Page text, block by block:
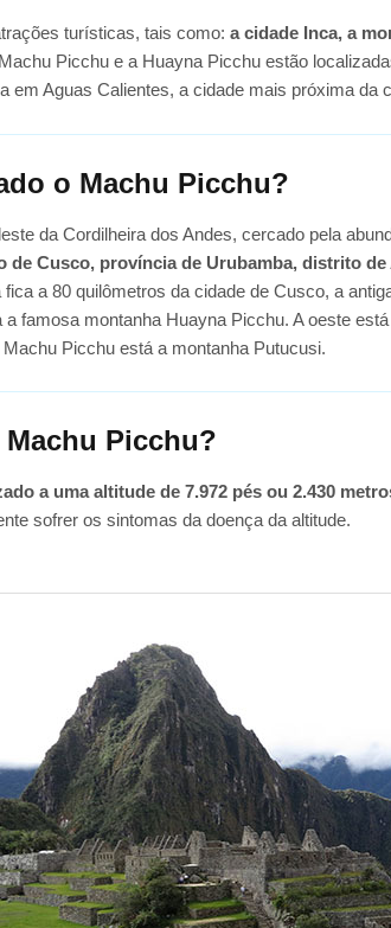
turísticas, tais como:a cidade Inca, a
Picchu e a Huayna Picchu estão
em Aguas Calientes, a cidade mais próxima da
o Machu Picchu?
da Cordilheira dos Andes, cercado pela
de Cusco, província de Urubamba, distrito
a 80 quilômetros da cidade de Cusco, a
a famosa montanha Huayna Picchu. A oeste
Picchu está a montanha Putucusi.
Picchu?
a uma altitude de 7.972 pés ou 2.430
sofrer os sintomas da doença da altitude.